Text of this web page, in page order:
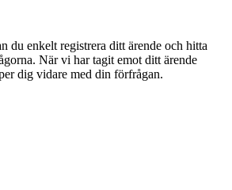
du enkelt registrera ditt ärende och hitta
När vi har tagit emot ditt ärende
dig vidare med din förfrågan.